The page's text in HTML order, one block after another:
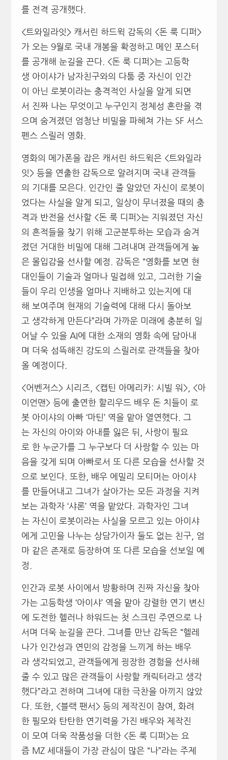
를 전격 공개했다.
<트와일라잇> 캐서린 하드윅 감독의 <돈 룩 디퍼>
가 오는 9월로 국내 개봉을 확정하고 메인 포스터
를 공개해 눈길을 끈다. <돈 룩 디퍼>는 고등학
생 아이샤가 남자친구와의 다툼 중 자신이 인간
이 아닌 로봇이라는 충격적인 사실을 알게 되면
서 진짜 나는 무엇이고 누구인지 정체성 혼란을 겪
으며 숨겨졌던 엄청난 비밀을 파헤쳐 가는 SF 서스
펜스 스릴러 영화.
영화의 메가폰을 잡은 캐서린 하드윅은 <트와일라
잇> 등을 연출한 감독으로 알려지며 국내 관객들
의 기대를 모은다. 인간인 줄 알았던 자신이 로봇이
었다는 사실을 알게 되고, 일상이 무너졌을 때의 충
격과 반전을 선사할 <돈 룩 디퍼>는 지워졌던 자신
의 흔적들을 찾기 위해 고군분투하는 모습과 숨겨
졌던 거대한 비밀에 대해 그려내며 관객들에게 높
은 몰입감을 선사할 예정. 감독은 “영화를 보면 현
대인들이 기술과 얼마나 밀접해 있고, 그러한 기술
들이 우리 인생을 얼마나 지배하고 있는지에 대
해 보여주며 현재의 기술력에 대해 다시 돌아보
고 생각하게 만든다”라며 가까운 미래에 충분히 일
어날 수 있을 AI에 대한 소재의 영화 속에 담아내
며 더욱 섬뜩해진 강도의 스릴러로 관객들을 찾아
올 예정이다.
<어벤저스> 시리즈, <캡틴 아메리카: 시빌 워>, <아
이언맨> 등에 출연한 할리우드 배우 돈 치들이 로
봇 아이샤의 아빠 ‘마틴’ 역을 맡아 열연했다. 그
는 자신의 아이와 아내를 잃은 뒤, 사랑이 필요
로 한 누군가를 그 누구보다 더 사랑할 수 있는 마
음을 갖게 되며 아빠로서 또 다른 모습을 선사할 것
으로 보인다. 또한, 배우 에밀리 모티머는 아이샤
를 만들어내고 그녀가 살아가는 모든 과정을 지켜
보는 과학자 ‘샤론’ 역을 맡았다. 과학자인 그녀
는 자신이 로봇이라는 사실을 모르고 있는 아이샤
에게 고민을 나누는 상담가이자 둘도 없는 친구, 엄
마 같은 존재로 등장하여 또 다른 모습을 선보일 예
정.
인간과 로봇 사이에서 방황하며 진짜 자신을 찾아
가는 고등학생 ‘아이샤’ 역을 맡아 강렬한 연기 변신
에 도전한 헬러나 하워드는 첫 스크린 주연으로 나
서며 더욱 눈길을 끈다. 그녀를 만난 감독은 “헬레
나가 인간성과 연민의 감정을 느끼게 하는 배우
라 생각되었고, 관객들에게 굉장한 경험을 선사해
줄 수 있고 많은 관객들이 사랑할 캐릭터라고 생각
했다”라고 전하며 그녀에 대한 극찬을 아끼지 않았
다. 또한, <블랙 팬서> 등의 제작진이 참여, 화려
한 필모와 탄탄한 연기력을 가진 배우와 제작진
이 모여 더욱 작품성을 더한 <돈 룩 디퍼>는 요
즘 MZ 세대들이 가장 관심이 많은 “나”라는 주제